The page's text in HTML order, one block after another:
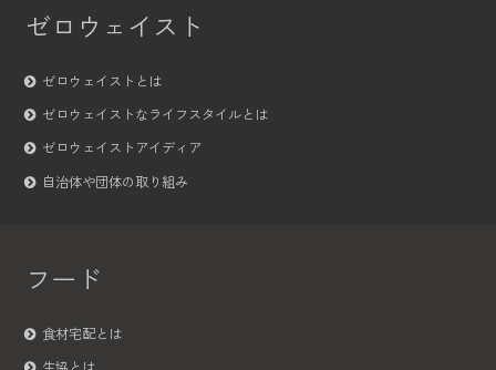
ゼロウェイスト
ゼロウェイストとは
ゼロウェイストなライフスタイルとは
ゼロウェイストアイディア
自治体や団体の取り組み
フード
食材宅配とは